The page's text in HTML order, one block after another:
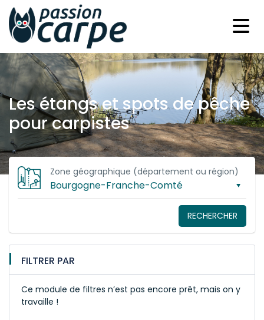
Les étangs et spots de pêche
pour carpistes
Zone géographique (département ou région)
RECHERCHER
FILTRER PAR
Ce module de filtres n’est pas encore prêt, mais on y
travaille !